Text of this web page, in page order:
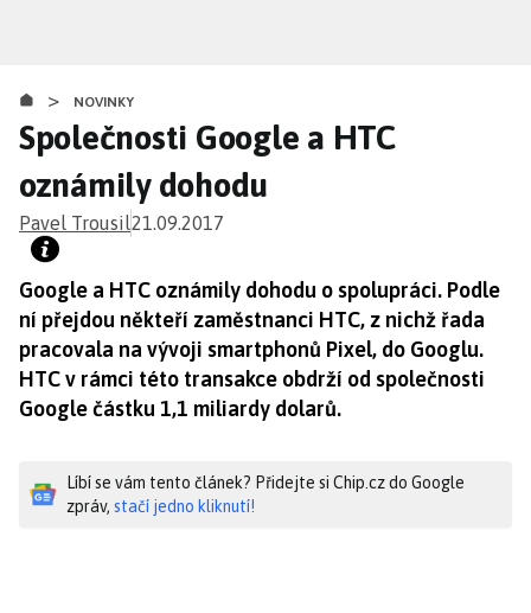
obsahu
> NOVINKY
Společnosti Google a HTC
oznámily dohodu
Pavel Trousil21.09.2017
Google a HTC oznámily dohodu o spolupráci. Podle
ní přejdou někteří zaměstnanci HTC, z nichž řada
pracovala na vývoji smartphonů Pixel, do Googlu.
HTC v rámci této transakce obdrží od společnosti
Google částku 1,1 miliardy dolarů.
Líbí se vám tento článek? Přidejte si Chip.cz do Google
zpráv, stačí jedno kliknutí!